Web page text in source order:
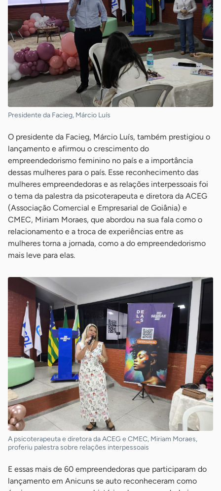
Presidente da Facieg, Márcio Luís
O presidente da Facieg, Márcio Luís, também prestigiou o
lançamento e afirmou o crescimento do
empreendedorismo feminino no país e a importância
dessas mulheres para o país. Esse reconhecimento das
mulheres empreendedoras e as relações interpessoais foi
o tema da palestra da psicoterapeuta e diretora da ACEG
(Associação Comercial e Empresarial de Goiânia) e
CMEC, Miriam Moraes, que abordou na sua fala como o
relacionamento e a troca de experiências entre as
mulheres torna a jornada, como a do empreendedorismo
mais leve para elas.
A psicoterapeuta e diretora da ACEG e CMEC, Miriam Moraes,
proferiu palestra sobre relações interpessoais
E essas mais de 60 empreendedoras que participaram do
lançamento em Anicuns se auto reconheceram como